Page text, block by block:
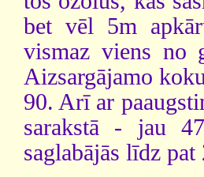
bet vēl 5m
vismaz viens no
Aizsargājamo
90. Arī ar
sarakstā - jau
saglabājās līdz pat